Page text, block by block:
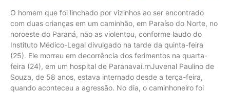
O homem que foi linchado por vizinhos ao ser encontrado
com duas crianças em um caminhão, em Paraíso do Norte, no
noroeste do Paraná, não as violentou, conforme laudo do
Instituto Médico-Legal divulgado na tarde da quinta-feira
(25). Ele morreu em decorrência dos ferimentos na quarta-
feira (24), em um hospital de Paranavaí.rnJuvenal Paulino de
Souza, de 58 anos, estava internado desde a terça-feira,
quando aconteceu a agressão. No dia, o caminhoneiro foi